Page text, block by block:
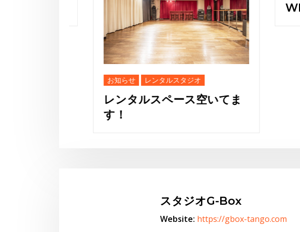
レンタルスタジオ
レンタルスペース空いてま
WINTER
Website: https://gbox-tango.com